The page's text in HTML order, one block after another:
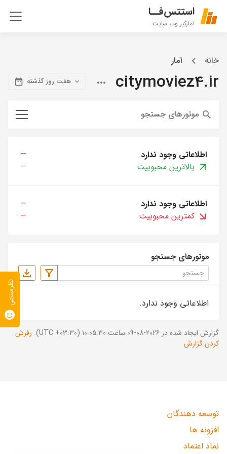
استتس‌فــا
آمارگیر وب سایت
خانه آمار
citymoviez4.ir هفت روز گذشته
موتورهای جستجو
اطلاعاتی وجود ندارد
—
بالاترین محبوبیت
—
اطلاعاتی وجود ندارد
—
کمترین محبوبیت
—
موتورهای جستجو
اطلاعاتی وجود ندارد.
گزارش ایجاد شده در 2026-08-09 ساعت 10:05:30 (UTC +03:30).
رفرش
کردن گزارش
توسعه دهندگان
افزونه ها
نماد اعتماد
نظرسنجی